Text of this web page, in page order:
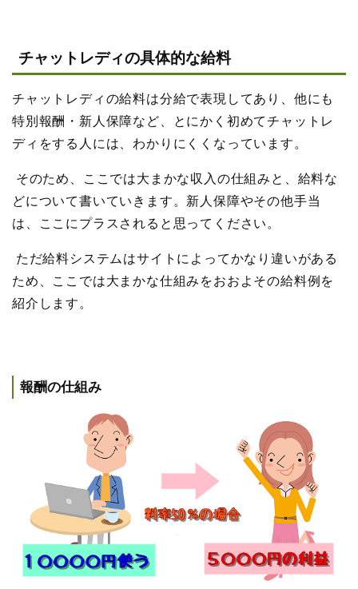
チャットレディの具体的な給料
チャットレディの給料は分給で表現してあり、他にも
特別報酬・新人保障など、とにかく初めてチャットレ
ディをする人には、わかりにくくなっています。
そのため、ここでは大まかな収入の仕組みと、給料な
どについて書いていきます。新人保障やその他手当
は、ここにプラスされると思ってください。
ただ給料システムはサイトによってかなり違いがある
ため、ここでは大まかな仕組みをおおよその給料例を
紹介します。
報酬の仕組み